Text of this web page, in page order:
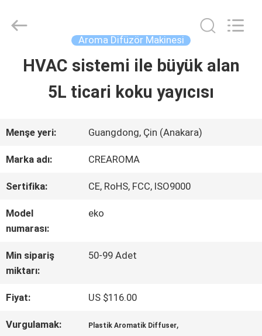
S
VİDEOLAR
VR
GÖSTERISI
HAKKIMIZDA
Online
Aroma Difüzör Makinesi
HVAC sistemi ile büyük alan
5L ticari koku yayıcısı
Menşe yeri: Guangdong, Çin (Anakara)
Marka adı: CREAROMA
Sertifika: CE, RoHS, FCC, ISO9000
Model
numarası:
eko
Min sipariş
miktarı:
50-99 Adet
Fiyat: US $116.00
Vurgulamak: Plastik Aromatik Diffuser,